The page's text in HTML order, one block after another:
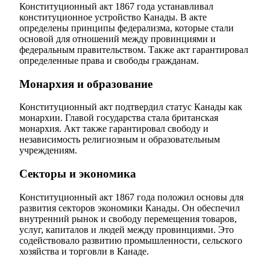
Конституционный акт 1867 года устанавливал
конституционное устройство Канады. В акте
определены принципы федерализма, которые стали
основой для отношений между провинциями и
федеральным правительством. Также акт гарантировал
определенные права и свободы гражданам.
Монархия и образование
Конституционный акт подтвердил статус Канады как
монархии. Главой государства стала британская
монархия. Акт также гарантировал свободу и
независимость религиозным и образовательным
учреждениям.
Секторы и экономика
Конституционный акт 1867 года положил основы для
развития секторов экономики Канады. Он обеспечил
внутренний рынок и свободу перемещения товаров,
услуг, капиталов и людей между провинциями. Это
содействовало развитию промышленности, сельского
хозяйства и торговли в Канаде.